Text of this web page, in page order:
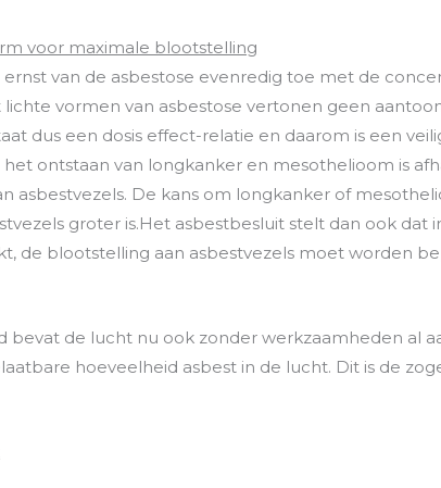
voor maximale blootstelling
van de asbestose evenredig toe met de
vormen van asbestose vertonen geen
dus een dosis effect-relatie en daarom is een
ontstaan van longkanker en mesothelioom is
asbestvezels. De kans om longkanker of
groter is.Het asbestbesluit stelt dan ook dat
de blootstelling aan asbestvezels moet worden
bevat de lucht nu ook zonder werkzaamheden al
hoeveelheid asbest in de lucht. Dit is de